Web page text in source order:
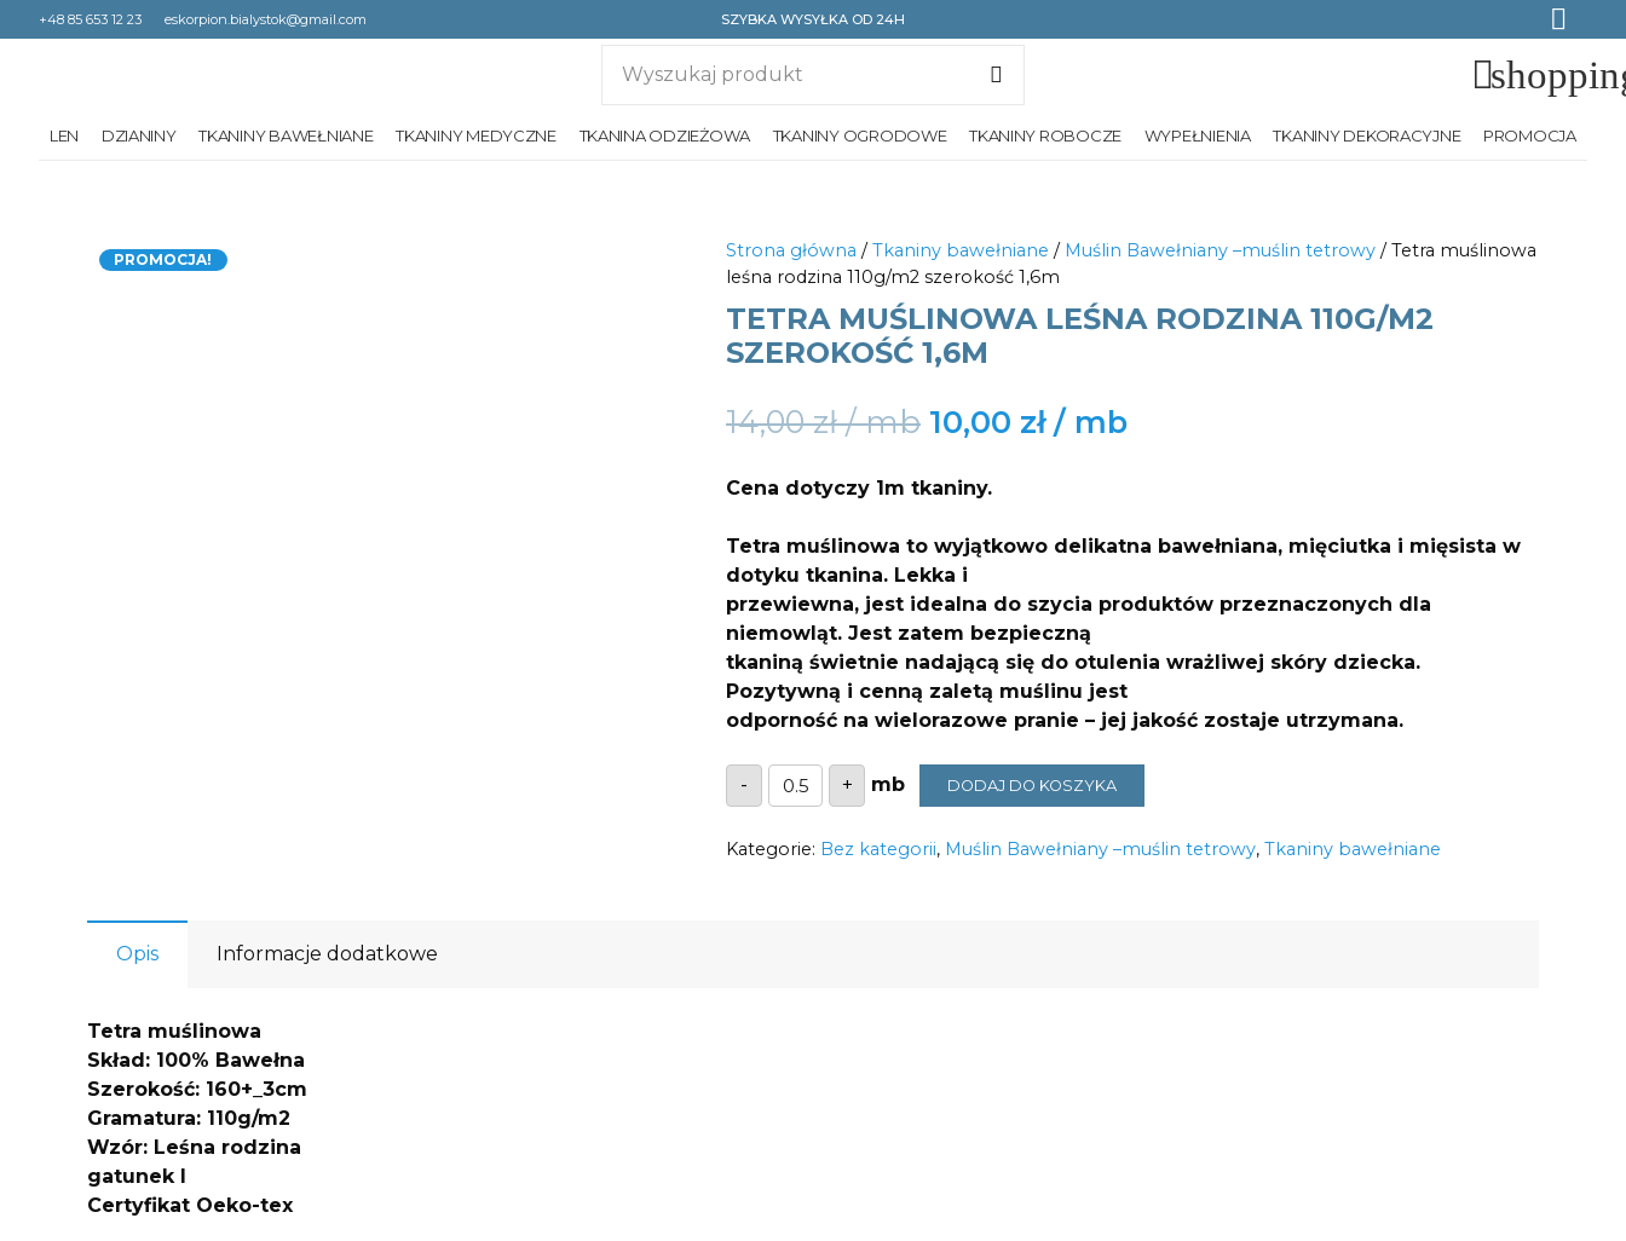
+48 85 653 12 23 eskorpion.bialystok@gmail.com SZYBKA WYSYŁKA OD 24H
LEN DZIANINY TKANINY BAWEŁNIANE TKANINY MEDYCZNE TKANINA ODZIEŻOWA TKANINY OGRODOWE TKANINY ROBOCZE WYPEŁNIENIA TKANINY DEKORACYJNE PROMOCJA
PROMOCJA! Strona główna /Tkaniny bawełniane / Muślin Bawełniany –muślin tetrowy / Tetra muślinowa
leśna rodzina 110g/m2 szerokość 1,6m
TETRA MUŚLINOWA LEŚNA RODZINA 110G/M2
SZEROKOŚĆ 1,6M
14,00zł
Original
14,00 zł.
10,00 zł
Current
10,00 zł.
Cena dotyczy 1m tkaniny.
Tetra muślinowa to wyjątkowo delikatna bawełniana, mięciutka i mięsista w
dotyku tkanina. Lekka i
przewiewna, jest idealna do szycia produktów przeznaczonych dla
niemowląt. Jest zatem bezpieczną
tkaniną świetnie nadającą się do otulenia wrażliwej skóry dziecka.
Pozytywną i cenną zaletą muślinu jest
odporność na wielorazowe pranie – jej jakość zostaje utrzymana.
-
ilość
Tetra
muślinowa
rodzina
+ DODAJ DO KOSZYKA
Kategorie: Bez kategorii, Muślin Bawełniany –muślin tetrowy, Tkaniny bawełniane
Opis Informacje dodatkowe
Tetra muślinowa
Skład: 100% Bawełna
Szerokość: 160+_3cm
Gramatura: 110g/m2
Wzór: Leśna rodzina
gatunek I
Certyfikat Oeko-tex